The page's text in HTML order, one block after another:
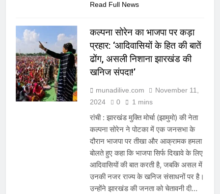
Read Full News
कल्पना सोरेन का भाजपा पर कड़ा
प्रहार: ‘आदिवासियों के हित की बातें
ढोंग, असली निशाना झारखंड की
खनिज संपदा!’
munadilive.com
November 11,
2024
0 1 mins
रांची : झारखंड मुक्ति मोर्चा (झामुमो) की नेता
कल्पना सोरेन ने पोटका में एक जनसभा के
दौरान भाजपा पर तीखा और आक्रामक हमला
बोलते हुए कहा कि भाजपा सिर्फ दिखावे के लिए
आदिवासियों की बात करती है, जबकि असल में
उनकी नजर राज्य के खनिज संसाधनों पर है।
उन्होंने झारखंड की जनता को चेतावनी दी…